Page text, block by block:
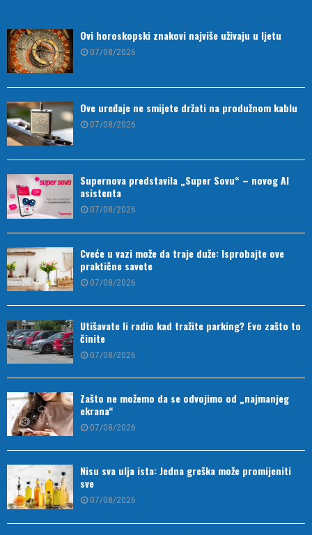
Ovi horoskopski znakovi najviše uživaju u ljetu
07/08/2026
Ove uređaje ne smijete držati na produžnom kablu
07/08/2026
Supernova predstavila „Super Sovu“ – novog AI
asistenta
07/08/2026
Cveće u vazi može da traje duže: Isprobajte ove
praktične savete
07/08/2026
Utišavate li radio kad tražite parking? Evo zašto to
činite
07/08/2026
Zašto ne možemo da se odvojimo od „najmanjeg
ekrana“
07/08/2026
Nisu sva ulja ista: Jedna greška može promijeniti
sve
07/08/2026